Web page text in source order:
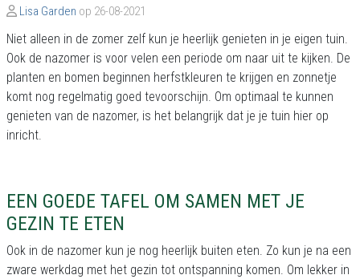
Lisa Garden op 26-08-2021
Niet alleen in de zomer zelf kun je heerlijk genieten in je eigen tuin.
Ook de nazomer is voor velen een periode om naar uit te kijken. De
planten en bomen beginnen herfstkleuren te krijgen en zonnetje
komt nog regelmatig goed tevoorschijn. Om optimaal te kunnen
genieten van de nazomer, is het belangrijk dat je je tuin hier op
inricht.
EEN GOEDE TAFEL OM SAMEN MET JE
GEZIN TE ETEN
Ook in de nazomer kun je nog heerlijk buiten eten. Zo kun je na een
zware werkdag met het gezin tot ontspanning komen. Om lekker in